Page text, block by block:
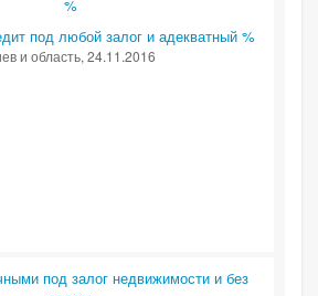
под любой залог и адекватный %
и область, 24.11.2016